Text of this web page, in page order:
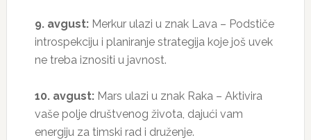
9. avgust:Merkur ulazi u znak Lava – Podstiče
introspekciju i planiranje strategija koje još uvek
ne treba iznositi u javnost.
10. avgust:Mars ulazi u znak Raka – Aktivira
vaše polje društvenog života, dajući vam
energiju za timski rad i druženje.